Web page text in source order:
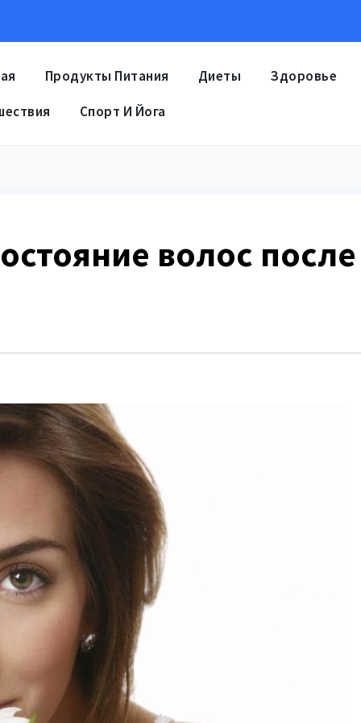
Продукты Питания Диеты Здоровье
Спорт И Йога
волос после